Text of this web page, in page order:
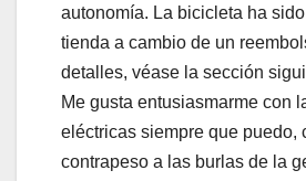
autonomía. La bicicleta ha
tienda a cambio de un
detalles, véase la sección
Me gusta entusiasmarme con
eléctricas siempre que puedo,
contrapeso a las burlas de la